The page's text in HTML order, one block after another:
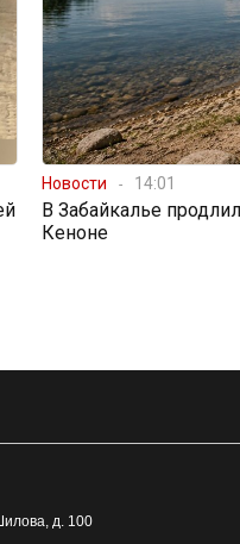
Новости 14:01
В Забайкалье
Кеноне
д. 100